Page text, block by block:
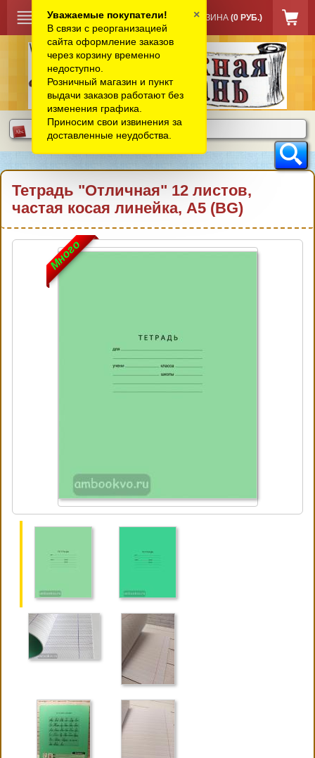
КОРЗИНА (0 РУБ.)
Тетрадь "Отличная" 12 листов,
частая косая линейка, А5 (BG)
Много
Уважаемые покупатели!
В связи с реорганизацией
сайта оформление заказов
через корзину временно
недоступно.
Розничный магазин и пункт
выдачи заказов работают без
изменения графика.
Приносим свои извинения за
доставленные неудобства.
×